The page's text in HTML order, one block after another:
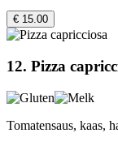
€ 15.00
12. Pizza
Tomatensaus, kaas,